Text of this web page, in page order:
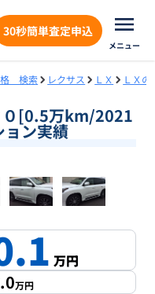
30秒簡単査定申込
メニュー
格 検索 レクサス ＬＸ ＬＸ
０[0.5万km/2021
ン実績
1/18
万円
万円